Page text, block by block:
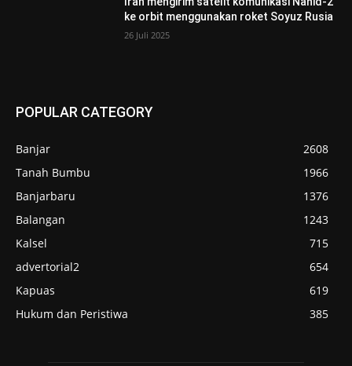
ke orbit menggunakan roket Soyuz Rusia
26 Juli 2025
POPULAR CATEGORY
Banjar
2608
Tanah Bumbu
1966
Banjarbaru
1376
Balangan
1243
Kalsel
715
advertorial2
654
Kapuas
619
Hukum dan Peristiwa
385